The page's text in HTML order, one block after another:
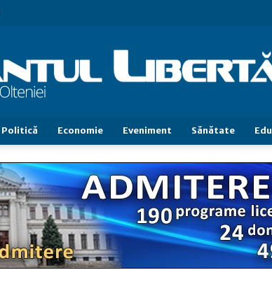
Cuvântul
Libertăţii
Politică Economie Eveniment Sănătate